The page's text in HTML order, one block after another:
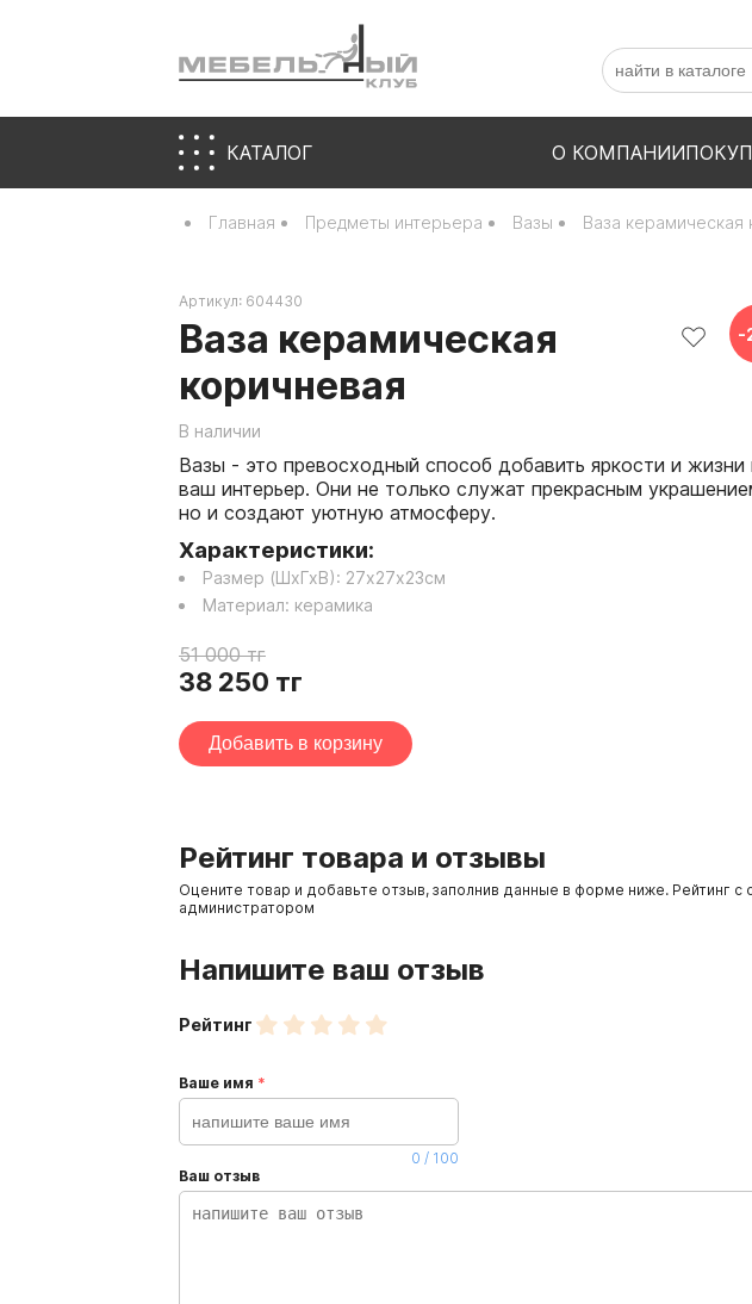
КАТАЛОГ О КОМПАНИИ
Главная Предметы интерьера Вазы Ваза керамическая
Ваза керамическая
коричневая
В наличии
Вазы - это превосходный способ добавить яркости и жизни
ваш интерьер. Они не только служат прекрасным
но и создают уютную атмосферу.
-
Характеристики:
Размер (ШхГхВ): 27х27х23см
Материал: керамика
51 000тг
38 250 тг
Добавить в корзину
Артикул: 604430
Рейтинг товара и отзывы
Оцените товар и добавьте отзыв, заполнив данные в форме ниже. Рейтинг
администратором
Напишите ваш отзыв
Рейтинг
Ваше имя *
0 / 100
Ваш отзыв